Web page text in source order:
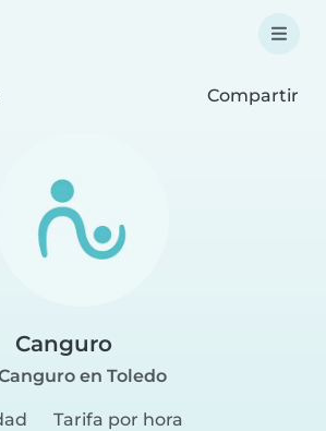
Compartir
Canguro
en Toledo
Tarifa por hora